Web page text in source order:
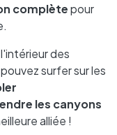
complètepour
des
surfer sur les
les canyons
alliée !